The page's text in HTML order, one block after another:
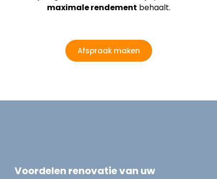
maximale rendement behaalt.
Afspraak maken
Voordelen renovatie van uw